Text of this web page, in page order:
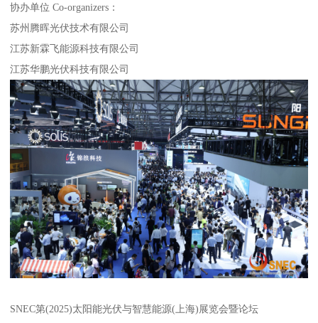
协办单位 Co-organizers：
苏州腾晖光伏技术有限公司
江苏新霖飞能源科技有限公司
江苏华鹏光伏科技有限公司
SNEC第(2025)太阳能光伏与智慧能源(上海)展览会暨论坛